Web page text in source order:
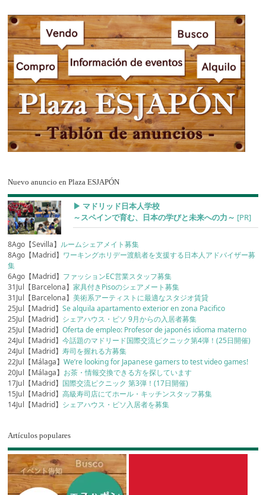
Nuevo anuncio en Plaza ESJAPÓN
▶︎ マドリッド日本人学校
～スペインで育む、日本の学びと未来への力～ [PR]
8Ago【Sevilla】 ルームシェアメイト募集
8Ago【Madrid】 ワーキングホリデー渡航者を支援する日本人アドバイザー募
集
6Ago【Madrid】 ファッションEC営業スタッフ募集
31Jul【Barcelona】家具付きPisoのシェアメート募集
31Jul【Barcelona】美術系アーティストに最適なスタジオ賃貸
25Jul【Madrid】Se alquila apartamento exterior en zona Pacifico
25Jul【Madrid】 シェアハウス・ピソ 9月からの入居者募集
25Jul【Madrid】Oferta de empleo: Profesor de japonés idioma materno
24Jul【Madrid】今話題のマドリード国際交流ピクニック第4弾！(25日開催)
24Jul【Madrid】寿司を握れる方募集
22Jul【Málaga】We’re looking for Japanese gamers to test video games!
20Jul【Málaga】 お茶・情報交換できる方を探しています
17Jul【Madrid】 国際交流ピクニック 第3弾！(17日開催)
15Jul【Madrid】高級寿司店にてホール・キッチンスタッフ募集
14Jul【Madrid】 シェアハウス・ピソ入居者を募集
Artículos populares